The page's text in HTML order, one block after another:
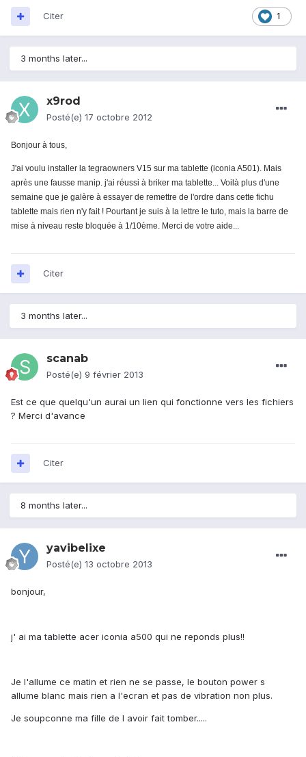
1
Citer
3 months later...
x9rod
Posté(e) 17 octobre 2012
Bonjour à tous,
J'ai voulu installer la tegraowners V15 sur ma tablette (iconia A501). Mais
après une fausse manip. j'ai réussi à briker ma tablette... Voilà plus d'une
semaine que je galère à essayer de remettre de l'ordre dans cette fichu
tablette mais rien n'y fait ! Pourtant je suis à la lettre le tuto, mais la barre de
mise à niveau reste bloquée à 1/10ème. Merci de votre aide...
Citer
3 months later...
scanab
Posté(e) 9 février 2013
Est ce que quelqu'un aurai un lien qui fonctionne vers les fichiers
? Merci d'avance
Citer
8 months later...
yavibelixe
Posté(e) 13 octobre 2013
bonjour,
j' ai ma tablette acer iconia a500 qui ne reponds plus!!
Je l'allume ce matin et rien ne se passe, le bouton power s
allume blanc mais rien a l'ecran et pas de vibration non plus.
Je soupconne ma fille de l avoir fait tomber.....